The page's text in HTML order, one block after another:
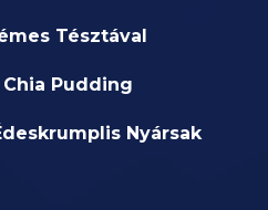
Tésztával
Chia Pudding
Nyársak